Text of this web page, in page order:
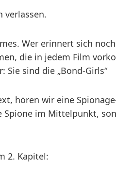
verlassen.
Wer erinnert sich
die in jedem Film
Sie sind die „Bond-Girls“
hören wir eine
im Mittelpunkt,
2. Kapitel: